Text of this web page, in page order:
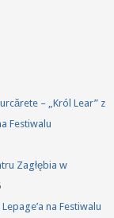
– „Król Lear” z
Festiwalu
Zagłębia w
na Festiwalu